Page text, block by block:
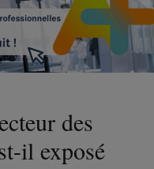
des
il exposé